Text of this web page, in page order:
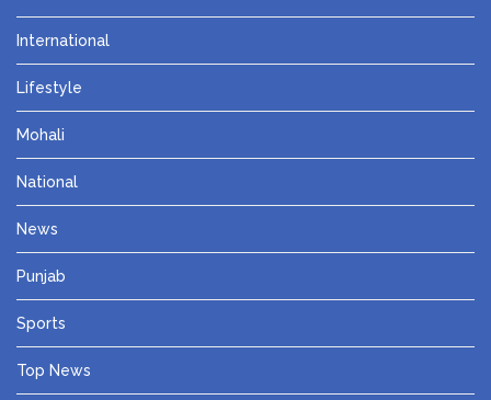
International
Lifestyle
Mohali
National
News
Punjab
Sports
Top News